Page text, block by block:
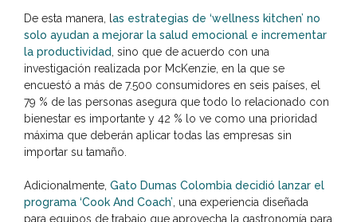
De esta manera, las estrategias de ‘wellness kitchen’ no
solo ayudan a mejorar la salud emocional e incrementar
la productividad, sino que de acuerdo con una
investigación realizada por McKenzie, en la que se
encuestó a más de 7.500 consumidores en seis países, el
79 % de las personas asegura que todo lo relacionado con
bienestar es importante y 42 % lo ve como una prioridad
máxima que deberán aplicar todas las empresas sin
importar su tamaño.
Adicionalmente, Gato Dumas Colombia decidió lanzar el
programa ‘Cook And Coach’, una experiencia diseñada
para equipos de trabajo que aprovecha la gastronomía para